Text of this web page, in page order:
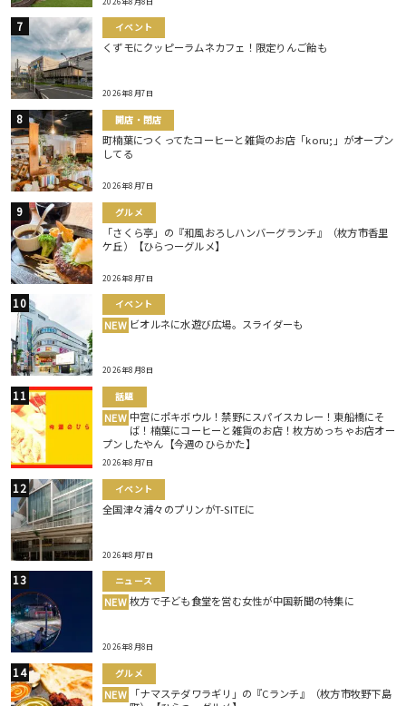
イベント
くずモにクッピーラムネカフェ！限定りんご飴も
2026年8月7日
開店・閉店
町楠葉につくってたコーヒーと雑貨のお店「koru;」がオープン
してる
2026年8月7日
グルメ
「さくら亭」の『和風おろしハンバーグランチ』（枚方市香里
ケ丘）【ひらつーグルメ】
2026年8月7日
イベント
NEW ビオルネに水遊び広場。スライダーも
2026年8月8日
話題
NEW 中宮にポキボウル！禁野にスパイスカレー！東船橋にそ
ば！楠葉にコーヒーと雑貨のお店！枚方めっちゃお店オー
プンしたやん【今週のひらかた】
2026年8月7日
イベント
全国津々浦々のプリンがT-SITEに
2026年8月7日
ニュース
NEW 枚方で子ども食堂を営む女性が中国新聞の特集に
2026年8月8日
グルメ
NEW
「ナマステダワラギリ」の『Cランチ』（枚方市牧野下島